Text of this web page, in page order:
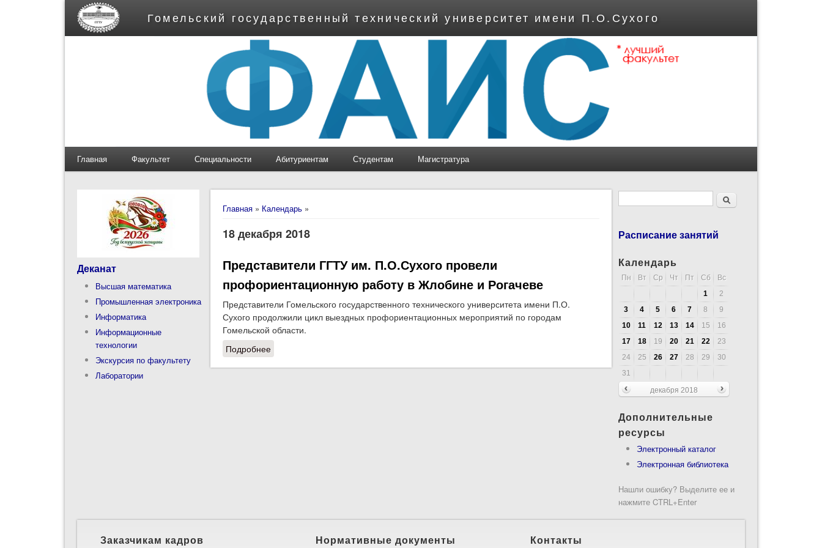
Гомельский государственный технический университет имени П.О.Сухого
Главная Факультет Специальности Абитуриентам Студентам Магистратура
Вы здесь
Главная » Календарь »
18 декабря 2018
Представители ГГТУ им. П.О.Сухого провели
профориентационную работу в Жлобине и Рогачеве
Представители Гомельского государственного технического университета имени П.О.
Сухого продолжили цикл выездных профориентационных мероприятий по городам
Гомельской области.
Подробнее о Представители ГГТУ им. П.О.Сухого провели профориентационную работу в Жлобине и Рогачеве
Деканат
Высшая математика
Промышленная электроника
Информатика
Информационные
технологии
Экскурсия по факультету
Лаборатории
Форма поискаПоиск
Расписание занятий
Календарь
Пн Вт Ср Чт Пт Сб
Вс
1
2
3
4 5 6 7 8
9
10
11 12 13 14 15
16
17
18 19 20 21 22
23
24
25 26 27 28 29
30
31
декабря 2018
Дополнительные
ресурсы
Электронный каталог
Электронная библиотека
Нашли ошибку? Выделите ее и
нажмите CTRL+Enter
Заказчикам кадров Нормативные документы Контакты